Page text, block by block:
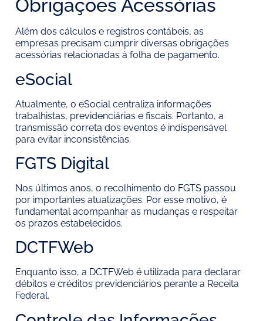
Obrigações Acessórias
Além dos cálculos e registros contábeis, as
empresas precisam cumprir diversas obrigações
acessórias relacionadas à folha de pagamento.
eSocial
Atualmente, o eSocial centraliza informações
trabalhistas, previdenciárias e fiscais. Portanto, a
transmissão correta dos eventos é indispensável
para evitar inconsistências.
FGTS Digital
Nos últimos anos, o recolhimento do FGTS passou
por importantes atualizações. Por esse motivo, é
fundamental acompanhar as mudanças e respeitar
os prazos estabelecidos.
DCTFWeb
Enquanto isso, a DCTFWeb é utilizada para declarar
débitos e créditos previdenciários perante a Receita
Federal.